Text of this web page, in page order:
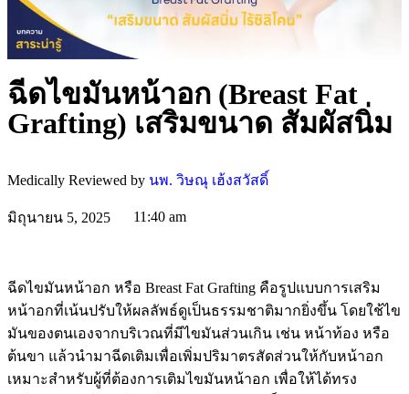
ฉีดไขมันหน้าอก (Breast Fat
Grafting) เสริมขนาด สัมผัสนิ่ม
Medically Reviewed by นพ. วิษณุ เฮ้งสวัสดิ์
มิถุนายน 5, 2025 11:40 am
ฉีดไขมันหน้าอก หรือ Breast Fat Grafting คือรูปแบบการเสริม
หน้าอกที่เน้นปรับให้ผลลัพธ์ดูเป็นธรรมชาติมากยิ่งขึ้น โดยใช้ไข
มันของตนเองจากบริเวณที่มีไขมันส่วนเกิน เช่น หน้าท้อง หรือ
ต้นขา แล้วนำมาฉีดเติมเพื่อเพิ่มปริมาตรสัดส่วนให้กับหน้าอก
เหมาะสำหรับผู้ที่ต้องการเติมไขมันหน้าอก เพื่อให้ได้ทรง